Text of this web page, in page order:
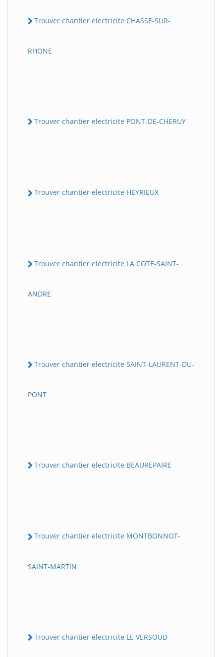
Trouver chantier electricite CHASSE-SUR-
RHONE
Trouver chantier electricite PONT-DE-CHERUY
Trouver chantier electricite HEYRIEUX
Trouver chantier electricite LA COTE-SAINT-
ANDRE
Trouver chantier electricite SAINT-LAURENT-DU-
PONT
Trouver chantier electricite BEAUREPAIRE
Trouver chantier electricite MONTBONNOT-
SAINT-MARTIN
Trouver chantier electricite LE VERSOUD